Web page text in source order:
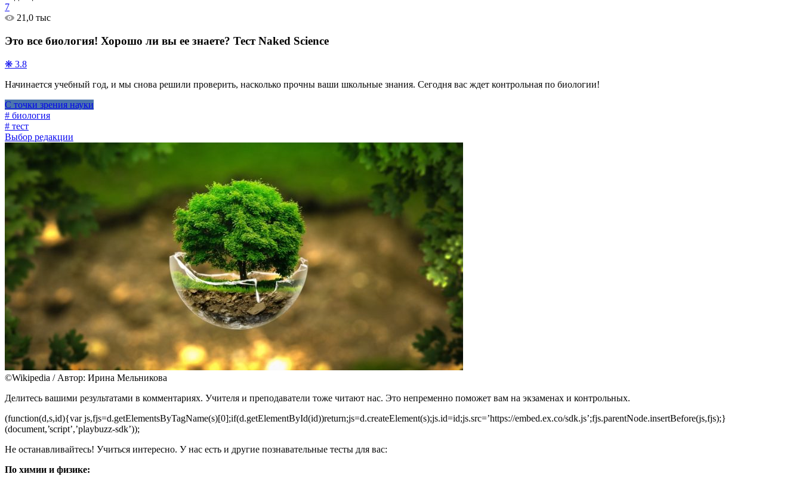
7
21,0 тыс
Это все биология! Хорошо ли вы ее знаете? Тест Naked Science
❋ 3.8
Начинается учебный год, и мы снова решили проверить, насколько прочны ваши школьные знания. Сегодня вас ждет контрольная по биологии!
С точки зрения науки
# биология
# тест
Выбор редакции
©Wikipedia / Автор: Ирина Мельникова
Делитесь вашими результатами в комментариях. Учителя и преподаватели тоже читают нас. Это непременно поможет вам на экзаменах и контрольных.
(function(d,s,id){var js,fjs=d.getElementsByTagName(s)[0];if(d.getElementById(id))return;js=d.createElement(s);js.id=id;js.src=’https://embed.ex.co/sdk.js’;fjs.parentNode.insertBefore(js,fjs);}
(document,’script’,’playbuzz-sdk’));
Не останавливайтесь! Учиться интересно. У нас есть и другие познавательные тесты для вас:
По химии и физике: